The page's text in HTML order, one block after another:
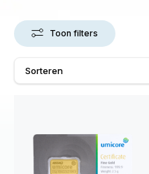
Toon filters